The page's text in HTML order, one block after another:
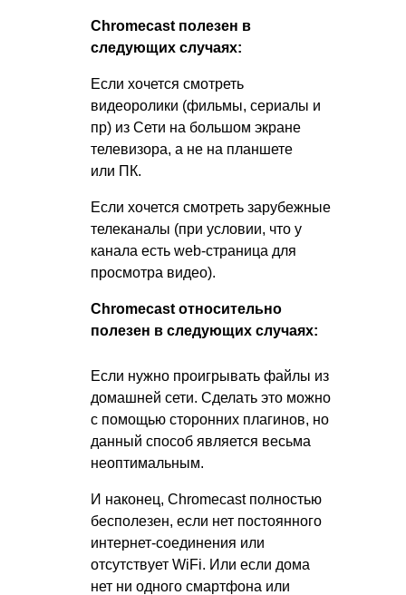
Chromecast полезен в
следующих случаях:
Если хочется смотреть
видеоролики (фильмы, сериалы и
пр) из Сети на большом экране
телевизора, а не на планшете
или ПК.
Если хочется смотреть зарубежные
телеканалы (при условии, что у
канала есть web-страница для
просмотра видео).
Chromecast относительно
полезен в следующих случаях:
Если нужно проигрывать файлы из
домашней сети. Сделать это можно
с помощью сторонних плагинов, но
данный способ является весьма
неоптимальным.
И наконец, Chromecast полностью
бесполезен, если нет постоянного
интернет-соединения или
отсутствует WiFi. Или если дома
нет ни одного смартфона или